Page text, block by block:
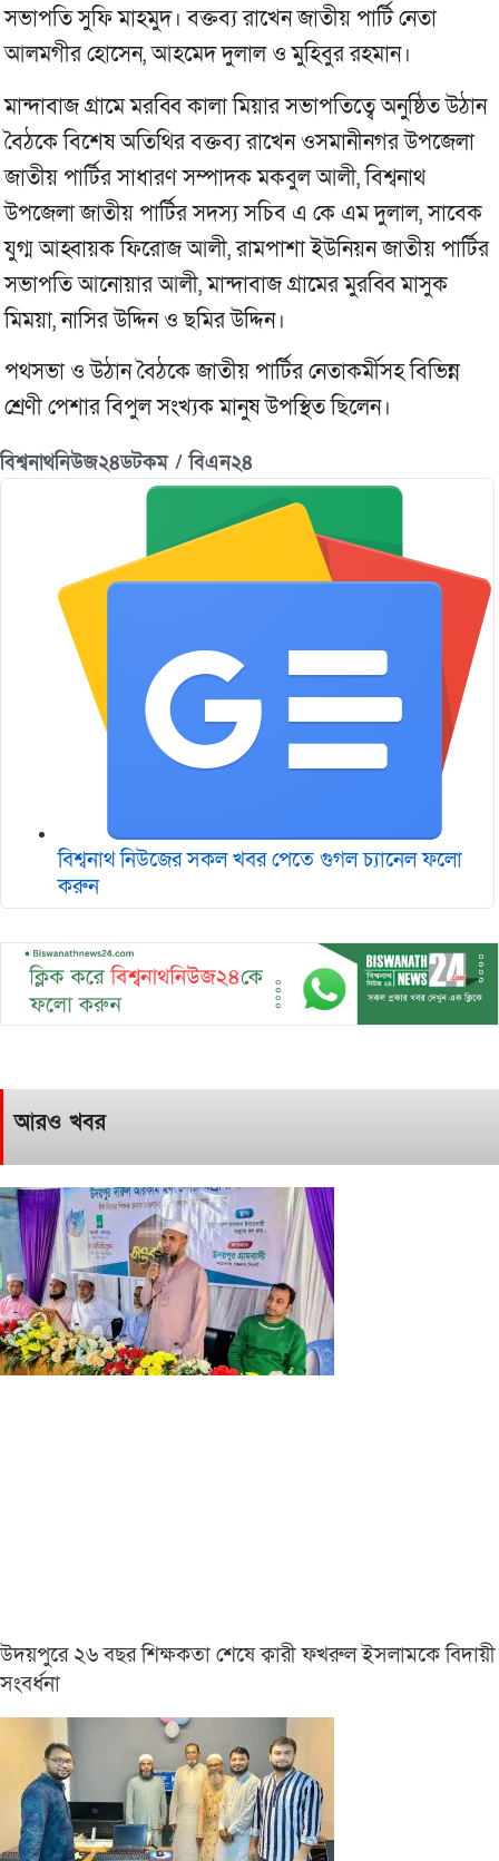
সভাপতি সুফি মাহমুদ। বক্তব্য রাখেন জাতীয় পার্টি নেতা
আলমগীর হোসেন, আহমেদ দুলাল ও মুহিবুর রহমান।
মান্দাবাজ গ্রামে মরব্বি কালা মিয়ার সভাপতিত্বে অনুষ্ঠিত উঠান
বৈঠকে বিশেষ অতিথির বক্তব্য রাখেন ওসমানীনগর উপজেলা
জাতীয় পার্টির সাধারণ সম্পাদক মকবুল আলী, বিশ্বনাথ
উপজেলা জাতীয় পার্টির সদস্য সচিব এ কে এম দুলাল, সাবেক
যুগ্ম আহ্বায়ক ফিরোজ আলী, রামপাশা ইউনিয়ন জাতীয় পার্টির
সভাপতি আনোয়ার আলী, মান্দাবাজ গ্রামের মুরব্বি মাসুক
মিময়া, নাসির উদ্দিন ও ছমির উদ্দিন।
পথসভা ও উঠান বৈঠকে জাতীয় পার্টির নেতাকর্মীসহ বিভিন্ন
শ্রেণী পেশার বিপুল সংখ্যক মানুষ উপস্থিত ছিলেন।
বিশ্বনাথনিউজ২৪ডটকম / বিএন২৪
বিশ্বনাথ নিউজের সকল খবর পেতে গুগল চ‌্যানেল ফলো
করুন
আরও খবর
উদয়পুরে ২৬ বছর শিক্ষকতা শেষে ক্বারী ফখরুল ইসলামকে বিদায়ী
সংবর্ধনা